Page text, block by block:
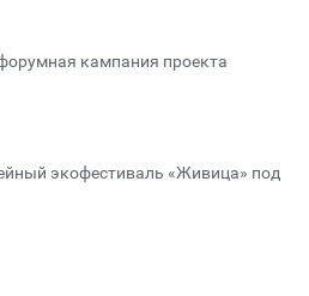
кампания проекта
экофестиваль «Живица» под